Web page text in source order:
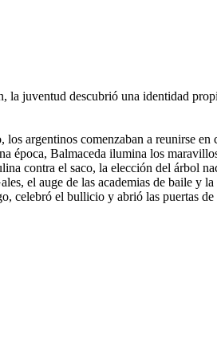
la juventud descubrió una identidad
argentinos comenzaban a reunirse en
época, Balmaceda ilumina los
contra el saco, la elección del árbol
el auge de las academias de baile y
celebró el bullicio y abrió las puertas